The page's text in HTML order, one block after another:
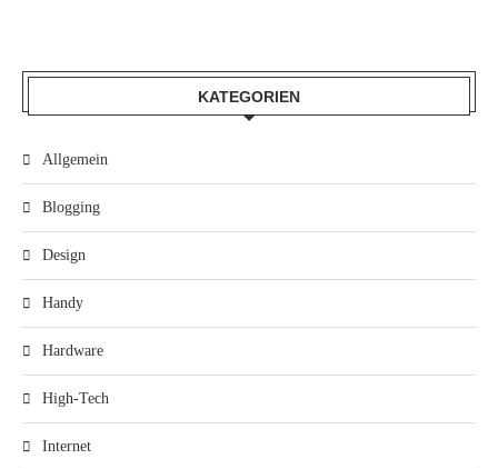
KATEGORIEN
Allgemein
Blogging
Design
Handy
Hardware
High-Tech
Internet